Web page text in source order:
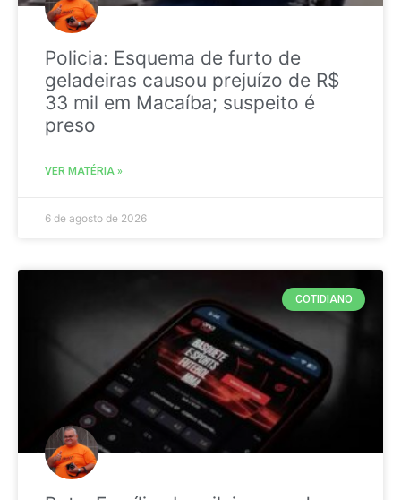
Policia: Esquema de furto de
geladeiras causou prejuízo de R$
33 mil em Macaíba; suspeito é
preso
VER MATÉRIA »
6 de agosto de 2026
COTIDIANO